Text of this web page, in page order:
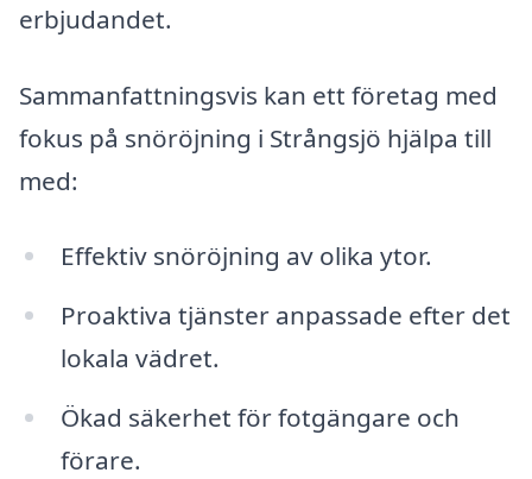
erbjudandet.
Sammanfattningsvis kan ett företag med
fokus på snöröjning i Strångsjö hjälpa till
med:
Effektiv snöröjning av olika ytor.
Proaktiva tjänster anpassade efter det
lokala vädret.
Ökad säkerhet för fotgängare och
förare.